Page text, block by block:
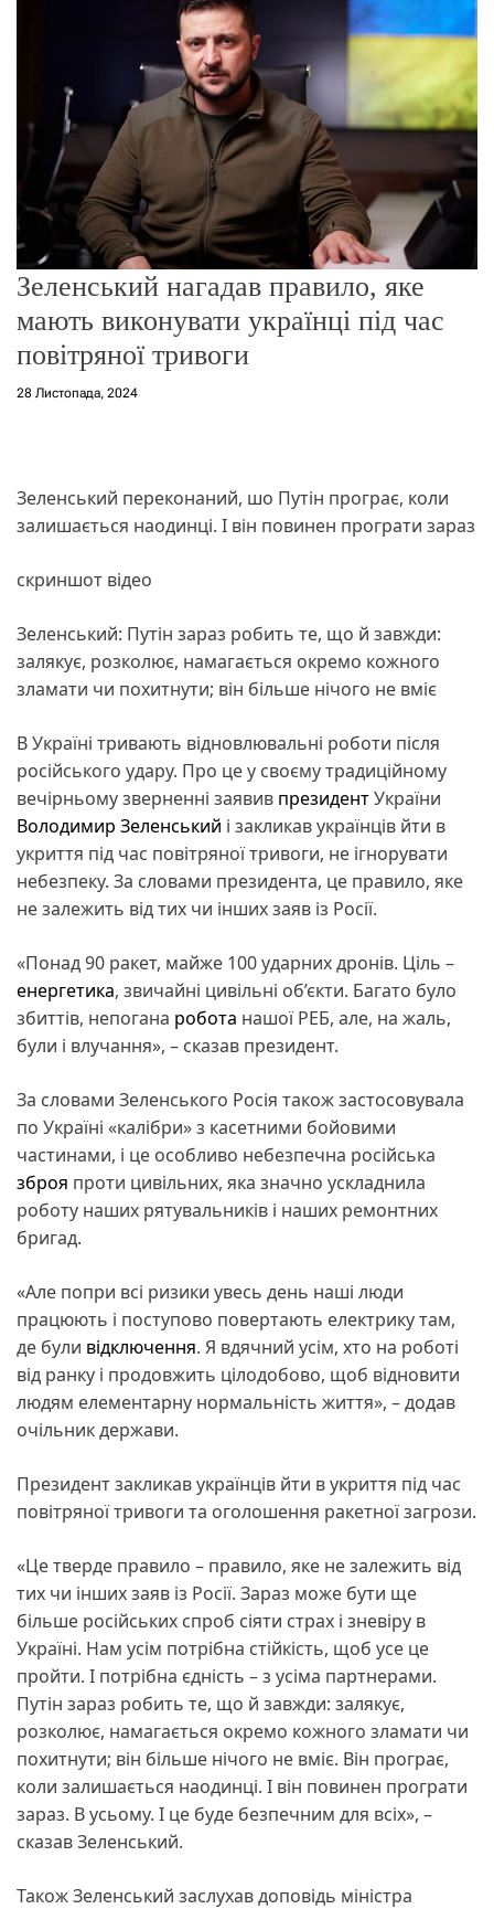
м
у
Зеленський нагадав правило, яке
мають виконувати українці під час
повітряної тривоги
28 Листопада, 2024
Зеленський переконаний, шо Путін програє, коли
залишається наодинці. І він повинен програти зараз
скриншот відео
Зеленський: Путін зараз робить те, що й завжди:
залякує, розколює, намагається окремо кожного
зламати чи похитнути; він більше нічого не вміє
В Україні тривають відновлювальні роботи після
російського удару. Про це у своєму традиційному
вечірньому зверненні заявив президентУкраїни
Володимир Зеленський і закликав українців йти в
укриття під час повітряної тривоги, не ігнорувати
небезпеку. За словами президента, це правило, яке
не залежить від тих чи інших заяв із Росії.
«Понад 90 ракет, майже 100 ударних дронів. Ціль –
енергетика, звичайні цивільні об’єкти. Багато було
збиттів, непогана робота нашої РЕБ, але, на жаль,
були і влучання», – сказав президент.
За словами Зеленського Росія також застосовувала
по Україні «калібри» з касетними бойовими
частинами, і це особливо небезпечна російська
зброя проти цивільних, яка значно ускладнила
роботу наших рятувальників і наших ремонтних
бригад.
«Але попри всі ризики увесь день наші люди
працюють і поступово повертають електрику там,
де були відключення. Я вдячний усім, хто на роботі
від ранку і продовжить цілодобово, щоб відновити
людям елементарну нормальність життя», – додав
очільник держави.
Президент закликав українців йти в укриття під час
повітряної тривоги та оголошення ракетної загрози.
«Це тверде правило – правило, яке не залежить від
тих чи інших заяв із Росії. Зараз може бути ще
більше російських спроб сіяти страх і зневіру в
Україні. Нам усім потрібна стійкість, щоб усе це
пройти. І потрібна єдність – з усіма партнерами.
Путін зараз робить те, що й завжди: залякує,
розколює, намагається окремо кожного зламати чи
похитнути; він більше нічого не вміє. Він програє,
коли залишається наодинці. І він повинен програти
зараз. В усьому. І це буде безпечним для всіх», –
сказав Зеленський.
Також Зеленський заслухав доповідь міністра